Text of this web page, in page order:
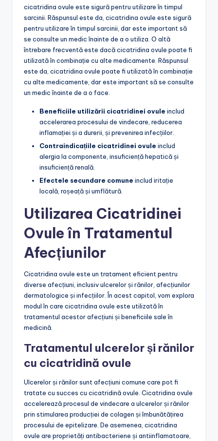
cicatridina ovule este sigură pentru utilizare în timpul
sarcinii. Răspunsul este da, cicatridina ovule este sigură
pentru utilizare în timpul sarcinii, dar este important să
se consulte un medic înainte de a o utiliza. O altă
întrebare frecventă este dacă cicatridina ovule poate fi
utilizată în combinație cu alte medicamente. Răspunsul
este da, cicatridina ovule poate fi utilizată în combinație
cu alte medicamente, dar este important să se consulte
un medic înainte de a o face.
Beneficiile utilizării cicatridinei ovule includ
accelerarea procesului de vindecare, reducerea
inflamației și a durerii, și prevenirea infecțiilor.
Contraindicațiile cicatridinei ovule includ
alergia la componente, insuficiență hepatică și
insuficiență renală.
Efectele secundare comune includ iritație
locală, roșeață și umflătură.
Utilizarea Cicatridinei
Ovule în Tratamentul
Afecțiunilor
Cicatridina ovule este un tratament eficient pentru
diverse afecțiuni, inclusiv ulcerelor și rănilor, afecțiunilor
dermatologice și infecțiilor. În acest capitol, vom explora
modul în care cicatridina ovule este utilizată în
tratamentul acestor afecțiuni și beneficiile sale în
medicină.
Tratamentul ulcerelor și rănilor
cu cicatridină ovule
Ulcerelor și rănilor sunt afecțiuni comune care pot fi
tratate cu succes cu cicatridină ovule. Cicatridina ovule
accelerează procesul de vindecare a ulcerelor și rănilor
prin stimularea producției de colagen și îmbunătățirea
procesului de epitelizare. De asemenea, cicatridina
ovule are proprietăți antibacteriene și antiinflamatoare,